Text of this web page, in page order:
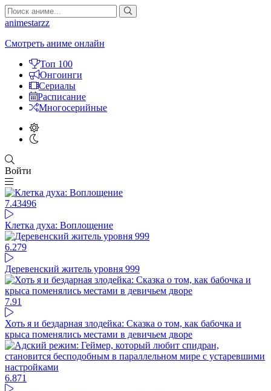
animestarzz
Смотреть аниме онлайн
Топ 100
Онгоинги
Сериалы
Расписание
Многосерийные
Войти
7.43496
Клетка духа: Воплощение
6.279
Деревенский житель уровня 999
7.91
Хоть я и бездарная злодейка: Сказка о том, как бабочка и
крыса поменялись местами в девичьем дворе
6.871